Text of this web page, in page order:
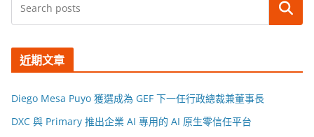
搜尋
近期文章
Diego Mesa Puyo 獲選成為 GEF 下一任行政總裁兼董事長
DXC 與 Primary 推出企業 AI 專用的 AI 原生零信任平台